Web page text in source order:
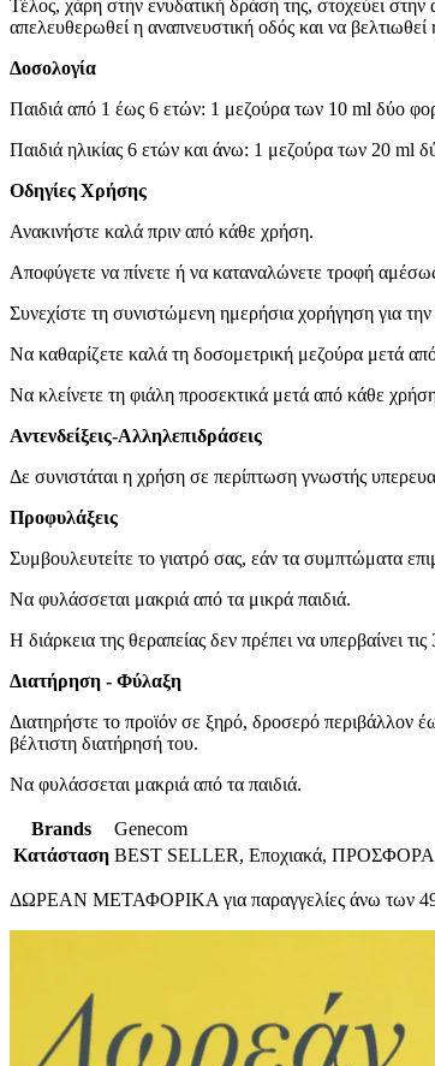
Τέλος, χάρη στην ενυδατική δράση της, στοχεύει
απελευθερωθεί η αναπνευστική οδός και να βελτιωθεί
Δοσολογία
Παιδιά από 1 έως 6 ετών: 1 μεζούρα των 10 ml δύο
Παιδιά ηλικίας 6 ετών και άνω: 1 μεζούρα των 20 ml
Οδηγίες Χρήσης
Ανακινήστε καλά πριν από κάθε χρήση.
Αποφύγετε να πίνετε ή να καταναλώνετε τροφή
Συνεχίστε τη συνιστώμενη ημερήσια χορήγηση για
Να καθαρίζετε καλά τη δοσομετρική μεζούρα μετά
Να κλείνετε τη φιάλη προσεκτικά μετά από κάθε
Αντενδείξεις-Αλληλεπιδράσεις
Δε συνιστάται η χρήση σε περίπτωση γνωστής
Προφυλάξεις
Συμβουλευτείτε το γιατρό σας, εάν τα συμπτώματα
Να φυλάσσεται μακριά από τα μικρά παιδιά.
Η διάρκεια της θεραπείας δεν πρέπει να υπερβαίνει
Διατήρηση - Φύλαξη
Διατηρήστε το προϊόν σε ξηρό, δροσερό περιβάλλον
βέλτιστη διατήρησή του.
Να φυλάσσεται μακριά από τα παιδιά.
Brands
Genecom
Κατάσταση BEST SELLER, Εποχιακά, ΠΡΟΣΦΟΡΑ
ΔΩΡΕΑΝ ΜΕΤΑΦΟΡΙΚΑ για παραγγελίες άνω των